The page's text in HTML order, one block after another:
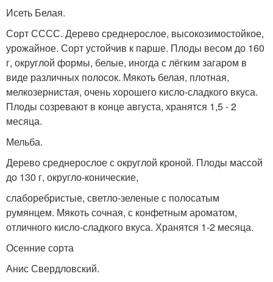
Исеть Белая.
Сорт СССС. Дерево среднерослое, высокозимостойкое,
урожайное. Сорт устойчив к парше. Плоды весом до 160
г, округлой формы, белые, иногда с лёгким загаром в
виде различных полосок. Мякоть белая, плотная,
мелкозернистая, очень хорошего кисло-сладкого вкуса.
Плоды созревают в конце августа, хранятся 1,5 - 2
месяца.
Мельба.
Дерево среднерослое с округлой кроной. Плоды массой
до 130 г, округло-конические,
слаборебристые, светло-зеленые с полосатым
румянцем. Мякоть сочная, с конфетным ароматом,
отличного кисло-сладкого вкуса. Хранятся 1-2 месяца.
Осенние сорта
Анис Свердловский.